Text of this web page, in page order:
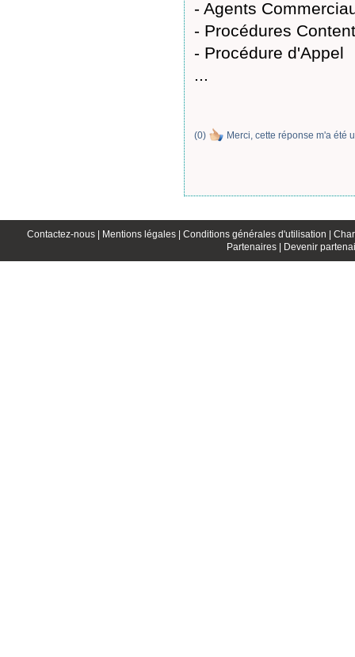
- Agents
- Procédures
- Procédure d'Appel
...
(0) Merci, cette réponse m'a été
Contactez-nous | Mentions légales | Conditions générales d'utilisation |
Partenaires |
Devenir